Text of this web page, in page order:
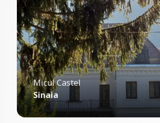
Micul Castel
Sinaia